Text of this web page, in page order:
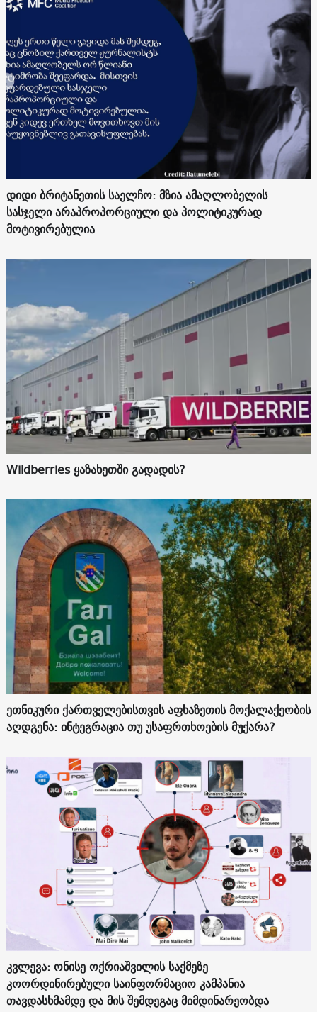
დიდი ბრიტანეთის საელჩო: მზია ამაღლობელის
სასჯელი არაპროპორციული და პოლიტიკურად
მოტივირებულია
Wildberries ყაზახეთში გადადის?
ეთნიკური ქართველებისთვის აფხაზეთის მოქალაქეობის
აღდგენა: ინტეგრაცია თუ უსაფრთხოების მუქარა?
კვლევა: ონისე ოქრიაშვილის საქმეზე
კოორდინირებული საინფორმაციო კამპანია
თავდასხმამდე და მის შემდეგაც მიმდინარეობდა